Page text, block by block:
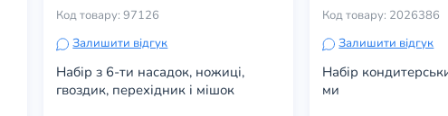
Код товару: 97126
Залишити відгук
Набір з 6-ти насадок, ножиці,
гвоздик, перехідник і мішок
Код товару: 2026386
Залишити відгук
Набір
ми